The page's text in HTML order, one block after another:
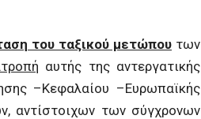
του ταξικού μετώπου των
αυτής της αντεργατικής
–Κεφαλαίου –Ευρωπαϊκής
αντίστοιχων των σύγχρονων